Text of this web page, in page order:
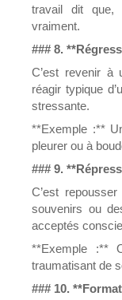
travail dit que,
vraiment.
### 8.
C’est revenir à
réagir typique
stressante.
**Exemple :**
pleurer ou à
### 9.
C’est
souvenirs ou
acceptés
**Exemple :**
traumatisant de
### 10.